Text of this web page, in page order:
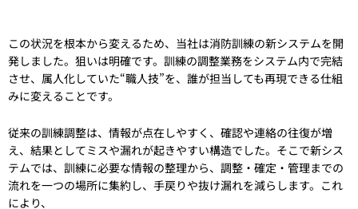
この状況を根本から変えるため、当社は消防訓練の新システムを開
発しました。狙いは明確です。訓練の調整業務をシステム内で完結
させ、属人化していた“職人技”を、誰が担当しても再現できる仕組
みに変えることです。
従来の訓練調整は、情報が点在しやすく、確認や連絡の往復が増
え、結果としてミスや漏れが起きやすい構造でした。そこで新シス
テムでは、訓練に必要な情報の整理から、調整・確定・管理までの
流れを一つの場所に集約し、手戻りや抜け漏れを減らします。これ
により、